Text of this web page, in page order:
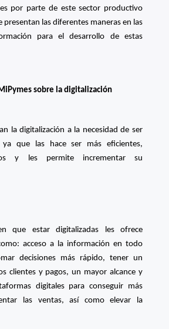
por parte de este sector productivo
presentan las diferentes maneras en las
para el desarrollo de estas
sobre la digitalización
la digitalización a la necesidad de ser
que las hace ser más eficientes,
y les permite incrementar su
que estar digitalizadas les ofrece
acceso a la información en todo
decisiones más rápido, tener un
clientes y pagos, un mayor alcance y
digitales para conseguir más
las ventas, así como elevar la